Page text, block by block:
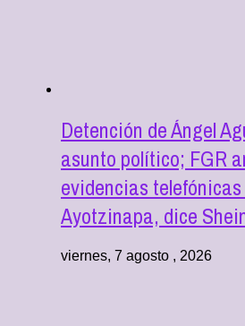
Detención de Ángel
asunto político; FGR
evidencias
Ayotzinapa, dice
viernes, 7 agosto , 2026